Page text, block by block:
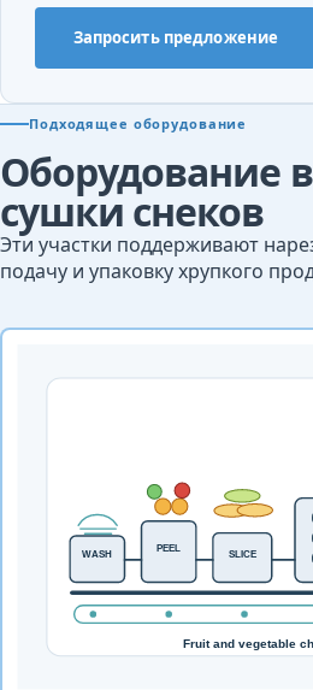
Запросить предложение
Подходящее оборудование
Оборудование
сушки снеков
Эти участки поддерживают
подачу и упаковку хрупкого